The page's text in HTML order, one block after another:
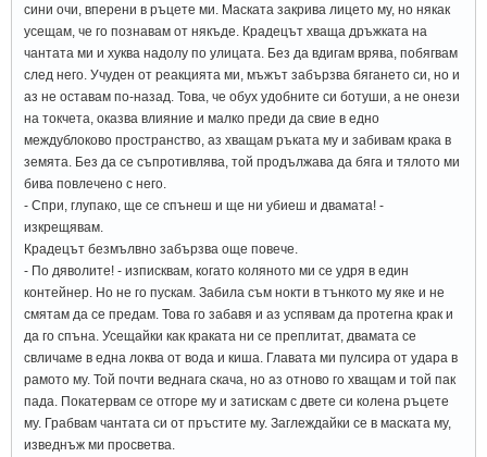
сини очи, вперени в ръцете ми. Маската закрива лицето му, но някак
усещам, че го познавам от някъде. Крадецът хваща дръжката на
чантата ми и хуква надолу по улицата. Без да вдигам врява, побягвам
след него. Учуден от реакцията ми, мъжът забързва бягането си, но и
аз не оставам по-назад. Това, че обух удобните си ботуши, а не онези
на токчета, оказва влияние и малко преди да свие в едно
междублоково пространство, аз хващам ръката му и забивам крака в
земята. Без да се съпротивлява, той продължава да бяга и тялото ми
бива повлечено с него.
- Спри, глупако, ще се спънеш и ще ни убиеш и двамата! -
изкрещявам.
Крадецът безмълвно забързва още повече.
- По дяволите! - изписквам, когато коляното ми се удря в един
контейнер. Но не го пускам. Забила съм нокти в тънкото му яке и не
смятам да се предам. Това го забавя и аз успявам да протегна крак и
да го спъна. Усещайки как краката ни се преплитат, двамата се
свличаме в една локва от вода и киша. Главата ми пулсира от удара в
рамото му. Той почти веднага скача, но аз отново го хващам и той пак
пада. Покатервам се отгоре му и затискам с двете си колена ръцете
му. Грабвам чантата си от пръстите му. Заглеждайки се в маската му,
изведнъж ми просветва.